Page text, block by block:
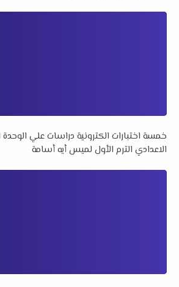
خمسة اختبارات الكترونية دراسات علي الوحدة
الاعدادي الترم الأول لميس أيه أسامة